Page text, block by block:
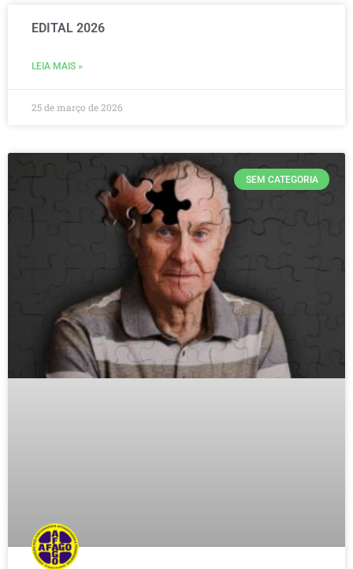
EDITAL 2026
LEIA MAIS »
25 de março de 2026
SEM CATEGORIA